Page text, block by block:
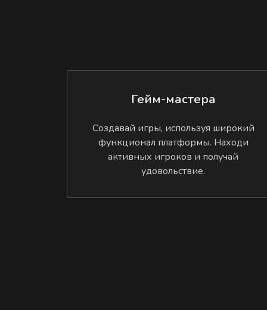
Гейм-мастера
Создавай игры, используя широкий
функционал платформы. Находи
активных игроков и получай
удовольствие.